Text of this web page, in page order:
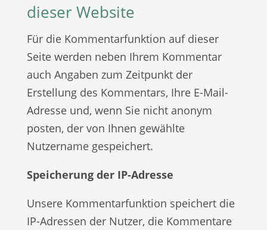
dieser Website
Für die Kommentarfunktion auf dieser
Seite werden neben Ihrem Kommentar
auch Angaben zum Zeitpunkt der
Erstellung des Kommentars, Ihre E-Mail-
Adresse und, wenn Sie nicht anonym
posten, der von Ihnen gewählte
Nutzername gespeichert.
Speicherung der IP-Adresse
Unsere Kommentarfunktion speichert die
IP-Adressen der Nutzer, die Kommentare